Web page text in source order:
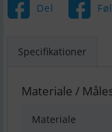
Del
Specifikationer
Materiale /
Materiale